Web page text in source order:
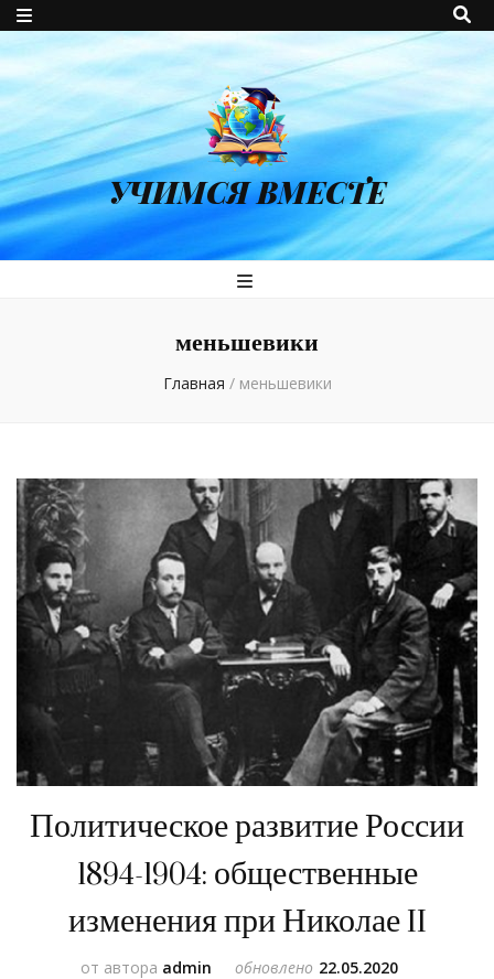
УЧИМСЯ ВМЕСТЕ
меньшевики
Главная / меньшевики
Политическое развитие России
1894-1904: общественные
изменения при Николае II
от автора admin обновлено 22.05.2020